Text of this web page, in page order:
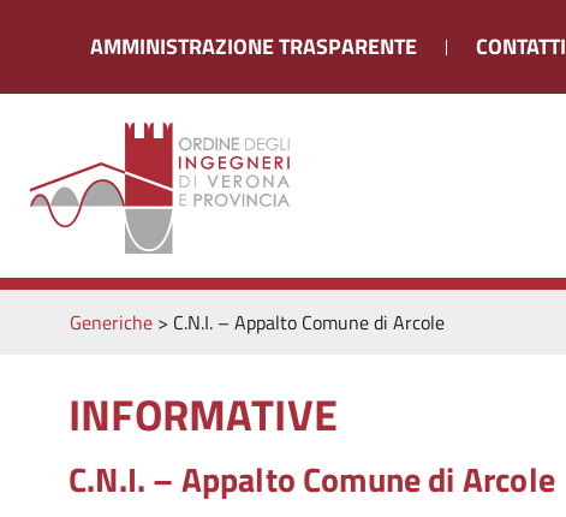
AMMINISTRAZIONE TRASPARENTE CONTATTI
Generiche> C.N.I. – Appalto Comune di Arcole
INFORMATIVE
C.N.I. – Appalto Comune di Arcole